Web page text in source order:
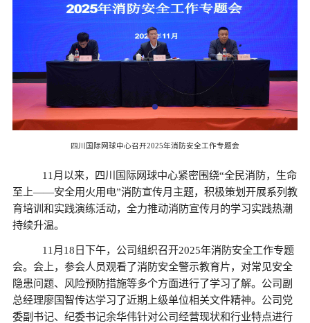
四川国际网球中心召开2025年消防安全工作专题会
11月以来，四川国际网球中心紧密围绕“全民消防，生命
至上——安全用火用电”消防宣传月主题，积极策划开展系列教
育培训和实践演练活动，全力推动消防宣传月的学习实践热潮
持续升温。
11月18日下午，公司组织召开2025年消防安全工作专题
会。会上，参会人员观看了消防安全警示教育片，对常见安全
隐患问题、风险预防措施等多个方面进行了学习了解。公司副
总经理廖国智传达学习了近期上级单位相关文件精神。公司党
委副书记、纪委书记余华伟针对公司经营现状和行业特点进行